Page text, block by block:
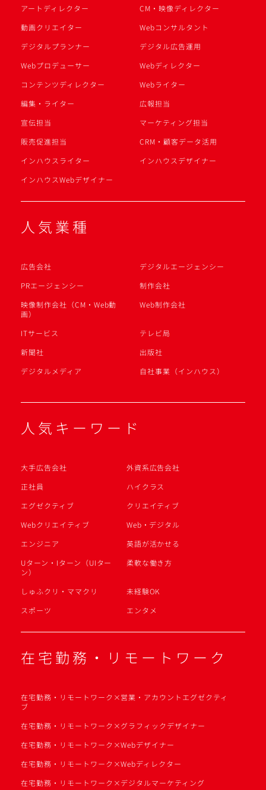
アートディレクター
CM・映像ディレクター
動画クリエイター
Webコンサルタント
デジタルプランナー
デジタル広告運用
Webプロデューサー
Webディレクター
コンテンツディレクター
Webライター
編集・ライター
広報担当
宣伝担当
マーケティング担当
販売促進担当
CRM・顧客データ活用
インハウスライター
インハウスデザイナー
インハウスWebデザイナー
人気業種
広告会社
デジタルエージェンシー
PRエージェンシー
制作会社
映像制作会社（CM・Web動
画）
Web制作会社
ITサービス
テレビ局
新聞社
出版社
デジタルメディア
自社事業（インハウス）
人気キーワード
大手広告会社
外資系広告会社
正社員
ハイクラス
エグゼクティブ
クリエイティブ
Webクリエイティブ
Web・デジタル
エンジニア
英語が活かせる
Uターン・Iターン（UIター
ン）
柔軟な働き方
しゅふクリ・ママクリ
未経験OK
スポーツ
エンタメ
在宅勤務・リモートワーク
在宅勤務・リモートワーク×営業・アカウントエグゼクティ
ブ
在宅勤務・リモートワーク×グラフィックデザイナー
在宅勤務・リモートワーク×Webデザイナー
在宅勤務・リモートワーク×Webディレクター
在宅勤務・リモートワーク×デジタルマーケティング